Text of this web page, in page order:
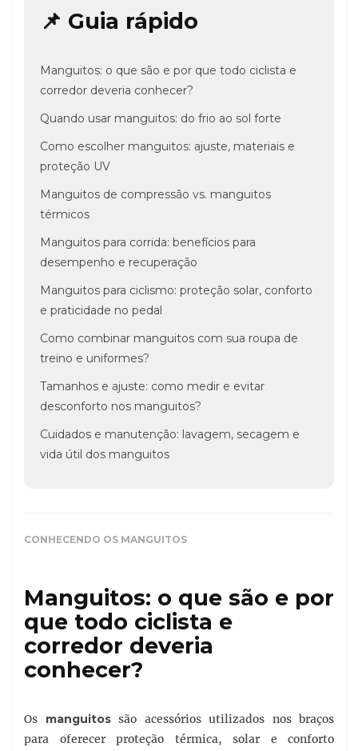
📌 Guia rápido
Manguitos: o que são e por que todo ciclista e
corredor deveria conhecer?
Quando usar manguitos: do frio ao sol forte
Como escolher manguitos: ajuste, materiais e
proteção UV
Manguitos de compressão vs. manguitos
térmicos
Manguitos para corrida: benefícios para
desempenho e recuperação
Manguitos para ciclismo: proteção solar, conforto
e praticidade no pedal
Como combinar manguitos com sua roupa de
treino e uniformes?
Tamanhos e ajuste: como medir e evitar
desconforto nos manguitos?
Cuidados e manutenção: lavagem, secagem e
vida útil dos manguitos
CONHECENDO OS MANGUITOS
Manguitos: o que são e por
que todo ciclista e
corredor deveria
conhecer?
Os manguitossão acessórios utilizados nos braços
para oferecer proteção térmica, solar e conforto